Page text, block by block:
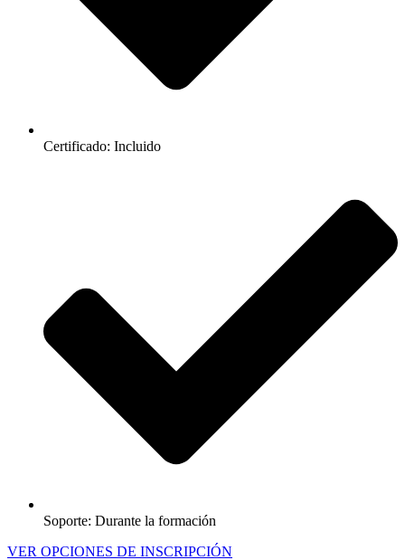
Certificado: Incluido
Soporte: Durante la formación
VER OPCIONES DE INSCRIPCIÓN